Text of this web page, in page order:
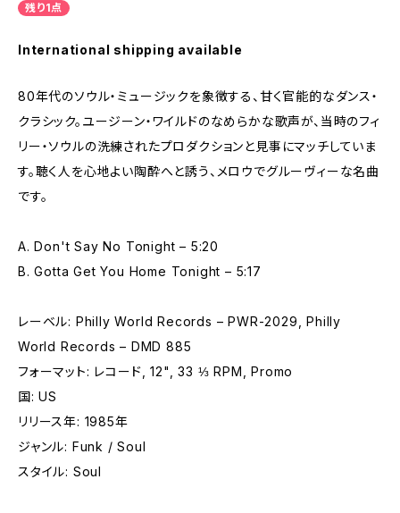
残り1点
International shipping available
80年代のソウル・ミュージックを象徴する、甘く官能的なダンス・
クラシック。ユージーン・ワイルドのなめらかな歌声が、当時のフィ
リー・ソウルの洗練されたプロダクションと見事にマッチしていま
す。聴く人を心地よい陶酔へと誘う、メロウでグルーヴィーな名曲
です。
A. Don't Say No Tonight – 5:20
B. Gotta Get You Home Tonight – 5:17
レーベル: Philly World Records – PWR-2029, Philly
World Records – DMD 885
フォーマット: レコード, 12", 33 ⅓ RPM, Promo
国: US
リリース年: 1985年
ジャンル: Funk / Soul
スタイル: Soul